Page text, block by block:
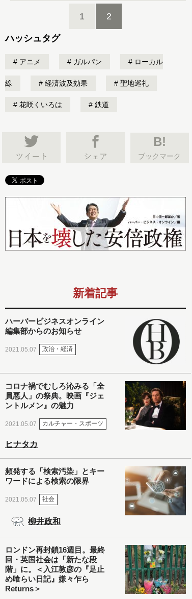
1 2
ハッシュタグ
アニメ ガルパン ローカル
線 経済波及効果 聖地巡礼
花咲くいろは 鉄道
B!
ブックマーク
新着記事
ハーバービジネスオンライン
編集部からのお知らせ
2021.05.07 政治・経済
コロナ禍でむしろ沁みる「全
員悪人」の祭典。映画『ジェ
ントルメン』の魅力
2021.05.07 カルチャー・スポーツ
ヒナタカ
頻発する「検索汚染」とキー
ワードによる検索の限界
2021.05.07 社会
柳井政和
ロンドン再封鎖16週目。最終
回・英国社会は「新たな段
階」に。＜入江敦彦の『足止
め喰らい日記』嫌々乍ら
Returns＞